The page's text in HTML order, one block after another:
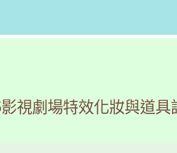
視劇場特效化妝與道具